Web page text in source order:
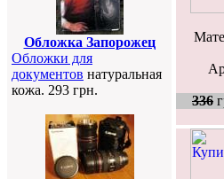
Обложка Запорожец
Обложки для
документов натуральная
кожа. 293 грн.
336